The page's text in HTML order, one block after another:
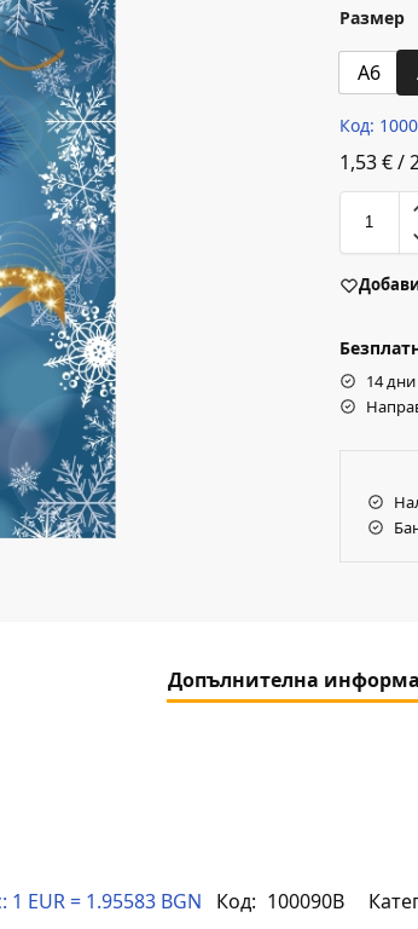
Размер
A6
Код:
1,53€/
14
Допълнителна
1 EUR = 1.95583 BGN Код: 100090B